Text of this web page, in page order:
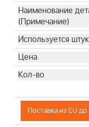
Поставка из EU